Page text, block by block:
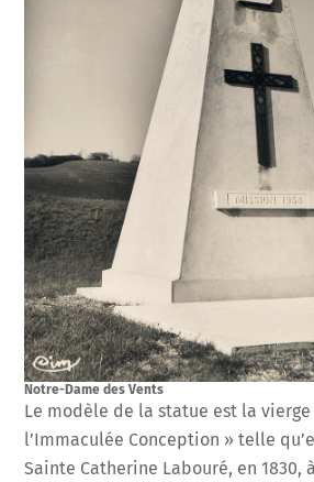
Notre-Dame des Vents
Le modèle de la statue est la
l’Immaculée Conception » telle
Sainte Catherine Labouré, en 1830,